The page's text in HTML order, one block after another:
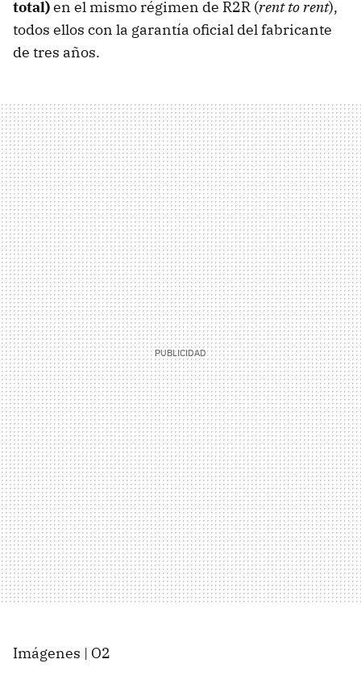
total)en el mismo régimen de R2R (rent to rent),
todos ellos con la garantía oficial del fabricante
de tres años.
Imágenes | O2